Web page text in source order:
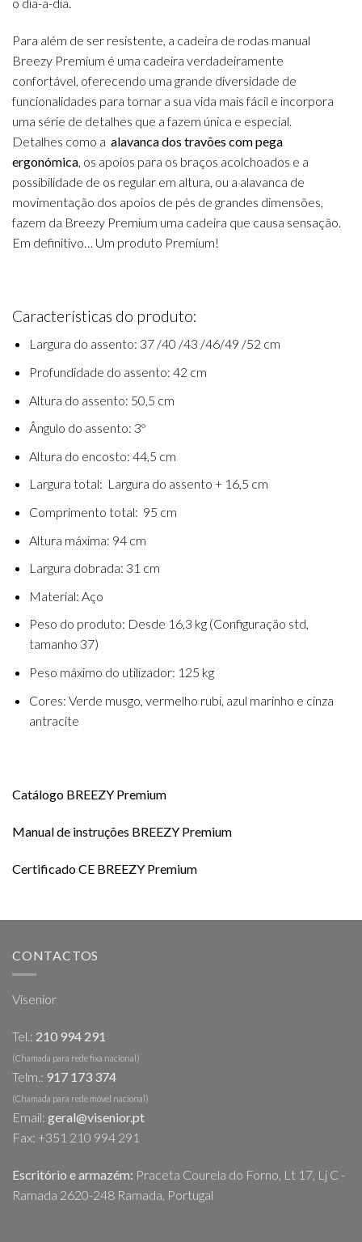
o dia-a-dia.
Para além de ser resistente, a cadeira de rodas manual
Breezy Premium é uma cadeira verdadeiramente
confortável, oferecendo uma grande diversidade de
funcionalidades para tornar a sua vida mais fácil e incorpora
uma série de detalhes que a fazem única e especial.
Detalhes como a alavanca dos travões com pega
ergonómica, os apoios para os braços acolchoados e a
possibilidade de os regular em altura, ou a alavanca de
movimentação dos apoios de pés de grandes dimensões,
fazem da Breezy Premium uma cadeira que causa sensação.
Em definitivo… Um produto Premium!
Características do produto:
Largura do assento: 37 /40 /43 /46/49 /52 cm
Profundidade do assento: 42 cm
Altura do assento: 50,5 cm
Ângulo do assento: 3º
Altura do encosto: 44,5 cm
Largura total: Largura do assento + 16,5 cm
Comprimento total: 95 cm
Altura máxima: 94 cm
Largura dobrada: 31 cm
Material: Aço
Peso do produto: Desde 16,3 kg (Configuração std,
tamanho 37)
Peso máximo do utilizador: 125 kg
Cores: Verde musgo, vermelho rubi, azul marinho e cinza
antracite
Catálogo BREEZY Premium
Manual de instruções BREEZY Premium
Certificado CE BREEZY Premium
CONTACTOS
Visenior
Tel.: 210 994 291
(Chamada para rede fixa nacional)
Telm.: 917 173 374
(Chamada para rede móvel nacional)
Email: geral@visenior.pt
Fax: +351 210 994 291
Escritório e armazém: Praceta Courela do Forno, Lt 17, Lj C -
Ramada 2620-248 Ramada, Portugal